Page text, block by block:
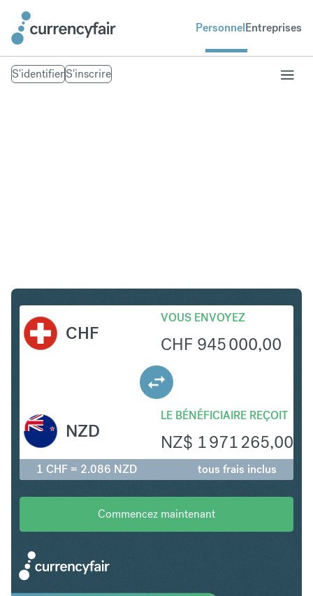
PersonnelEntreprises
S'identifierS'inscrire
CHF
VOUS ENVOYEZ
CHF 945 000,00
LE BÉNÉFICIAIRE REÇOIT
NZ$ 1 971 265,00
NZD
1 CHF = 2.086 NZD tous frais inclus
Commencez maintenant